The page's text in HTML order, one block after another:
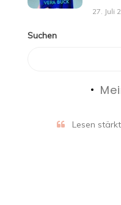
27. Juli
Suchen
Lesen